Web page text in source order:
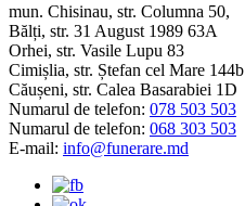
mun. Chisinau, str. Columna 50,
Bălți, str. 31 August 1989 63A
Orhei, str. Vasile Lupu 83
Cimișlia, str. Ștefan cel Mare 144b
Căușeni, str. Calea Basarabiei 1D
Numarul de telefon: 078 503 503
Numarul de telefon: 068 303 503
E-mail: info@funerare.md